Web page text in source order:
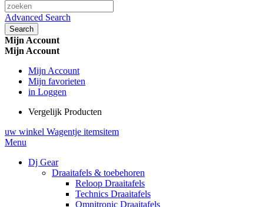
Advanced Search
Search
Mijn Account
Mijn Account
Mijn Account
Mijn favorieten
in Loggen
Vergelijk Producten
uw winkel Wagentje itemsitem
Menu
Dj Gear
Draaitafels & toebehoren
Reloop Draaitafels
Technics Draaitafels
Omnitronic Draaitafels